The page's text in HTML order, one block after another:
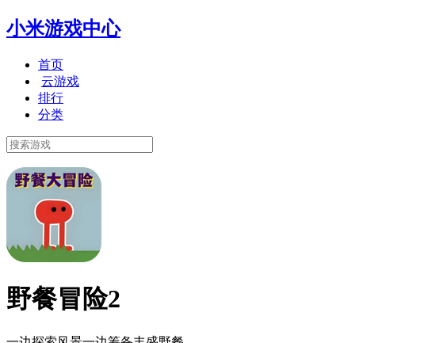
小米游戏中心
首页
云游戏
排行
分类
野餐冒险2